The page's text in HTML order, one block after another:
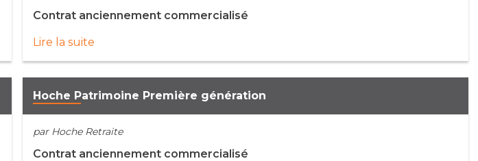
Contrat anciennement commercialisé
Lire la suite
Hoche Patrimoine Première génération
par Hoche Retraite
Contrat anciennement commercialisé